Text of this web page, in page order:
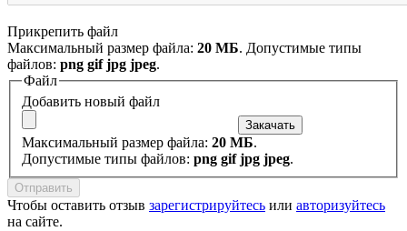
Прикрепить файл
Максимальный размер файла: 20 МБ. Допустимые типы
файлов: png gif jpg jpeg.
Файл
Добавить новый файл
Максимальный размер файла: 20 МБ.
Допустимые типы файлов: png gif jpg jpeg.
Чтобы оставить отзыв зарегистрируйтесь или авторизуйтесь
на сайте.